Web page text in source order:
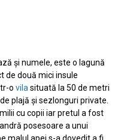
şi numele, este o lagună
de două mici insule
o vilasituată la 50 de metri
plajă şi sezlonguri private.
cu copii iar pretul a fost
posesoare a unui